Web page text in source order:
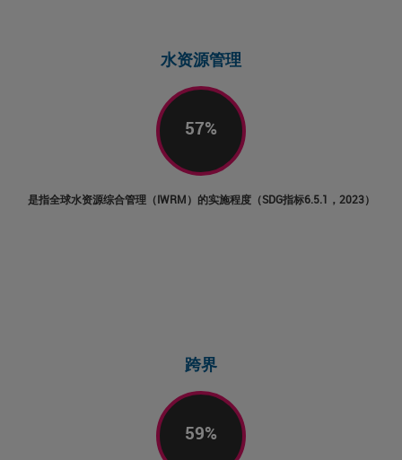
水资源管理
57%
是指全球水资源综合管理（IWRM）的实施程度（SDG指标6.5.1，2023）
跨界
59%